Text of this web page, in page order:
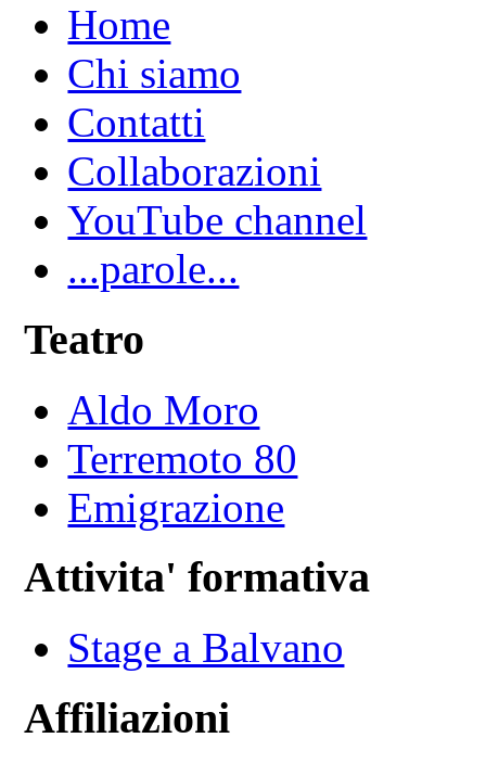
Home
Chi siamo
Contatti
Collaborazioni
YouTube channel
...parole...
Teatro
Aldo Moro
Terremoto 80
Emigrazione
Attivita' formativa
Stage a Balvano
Affiliazioni